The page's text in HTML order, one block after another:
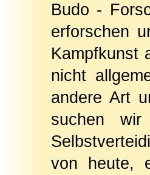
Budo -
erforschen
Kampfkunst
nicht
andere Art
suchen
von heute,